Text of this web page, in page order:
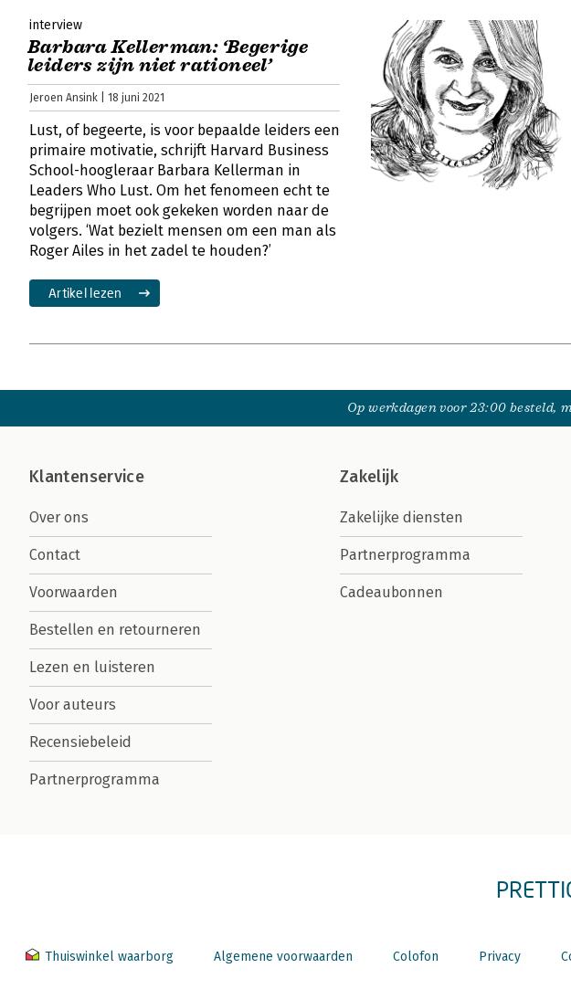
interview
Barbara Kellerman: ‘Begerige
leiders zijn niet rationeel’
Jeroen Ansink | 18 juni 2021
Lust, of begeerte, is voor bepaalde leiders een
primaire motivatie, schrijft Harvard Business
School-hoogleraar Barbara Kellerman in
Leaders Who Lust. Om het fenomeen echt te
begrijpen moet ook gekeken worden naar de
volgers. ‘Wat bezielt mensen om een man als
Roger Ailes in het zadel te houden?’
Artikel lezen
Op werkdagen voor 23:00 besteld,
Klantenservice
Over ons
Contact
Voorwaarden
Bestellen en retourneren
Lezen en luisteren
Voor auteurs
Recensiebeleid
Partnerprogramma
Zakelijk
Zakelijke diensten
Partnerprogramma
Cadeaubonnen
Thuiswinkel waarborg Algemene voorwaarden Colofon Privacy